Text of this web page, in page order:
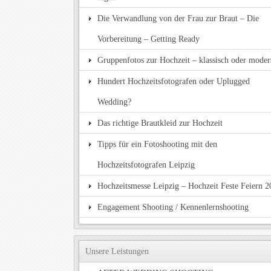
Die Verwandlung von der Frau zur Braut – Die
Vorbereitung – Getting Ready
Gruppenfotos zur Hochzeit – klassisch oder
Hundert Hochzeitsfotografen oder Uplugged
Wedding?
Das richtige Brautkleid zur Hochzeit
Tipps für ein Fotoshooting mit den
Hochzeitsfotografen Leipzig
Hochzeitsmesse Leipzig – Hochzeit Feste Feiern
Engagement Shooting / Kennenlernshooting
Unsere Leistungen